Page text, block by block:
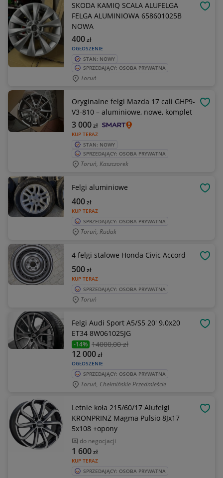
SKODA KAMIQ SCALA ALUFELGA
FELGA ALUMINIOWA 658601025B
NOWA
OGŁOSZENIE
400zł
STAN: NOWY
SPRZEDAJĄCY: OSOBA PRYWATNA
Toruń
Oryginalne felgi Mazda 17 cali GHP9-
V3-810 – aluminiowe, nowe, komplet
KUP TERAZ
3 000zł
STAN: NOWY
SPRZEDAJĄCY: OSOBA PRYWATNA
Toruń, Kaszczorek
Felgi aluminiowe
KUP TERAZ
400zł
SPRZEDAJĄCY: OSOBA PRYWATNA
Toruń, Rudak
4 felgi stalowe Honda Civic Accord
KUP TERAZ
500zł
SPRZEDAJĄCY: OSOBA PRYWATNA
Toruń
Felgi Audi Sport A5/S5 20' 9.0x20
ET34 8W061025JG
-14% 14000,00 zł
OGŁOSZENIE
12 000zł
SPRZEDAJĄCY: OSOBA PRYWATNA
Toruń, Chełmińskie Przedmieście
Letnie koła 215/60/17 Alufelgi
KRONPRINZ Magma Pulsio 8Jx17
5x108 +opony
do negocjacji
KUP TERAZ
1 600zł
SPRZEDAJĄCY: OSOBA PRYWATNA